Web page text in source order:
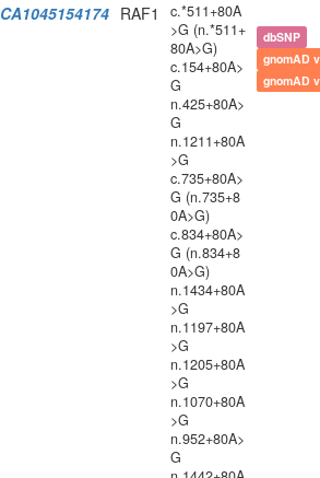
CA1045154174 RAF1
c.*511+80A
>G (n.*511+
80A>G)
c.154+80A>
G
n.425+80A>
G
n.1211+80A
>G
c.735+80A>
G (n.735+8
0A>G)
c.834+80A>
G (n.834+8
0A>G)
n.1434+80A
>G
n.1197+80A
>G
n.1205+80A
>G
n.1070+80A
>G
n.952+80A>
G
dbSNP
gnomAD
gnomAD